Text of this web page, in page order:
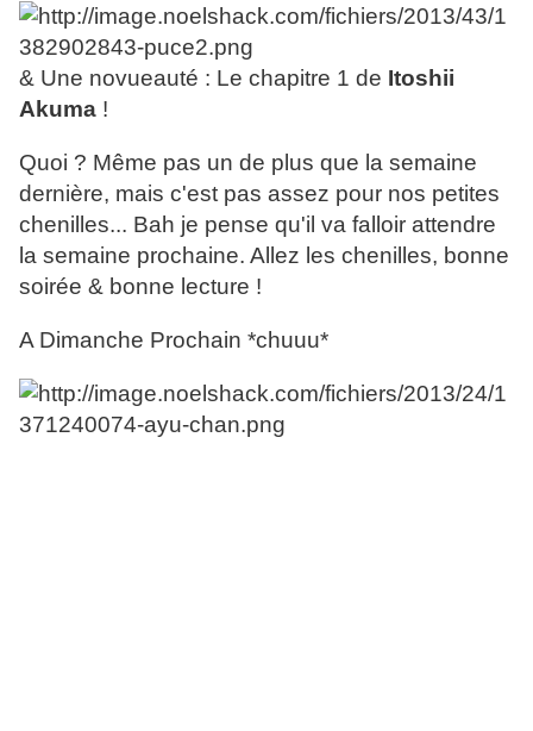
& Une novueauté : Le chapitre 1 de Itoshii
Akuma !
Quoi ? Même pas un de plus que la semaine
dernière, mais c'est pas assez pour nos petites
chenilles... Bah je pense qu'il va falloir attendre
la semaine prochaine. Allez les chenilles, bonne
soirée & bonne lecture !
A Dimanche Prochain *chuuu*